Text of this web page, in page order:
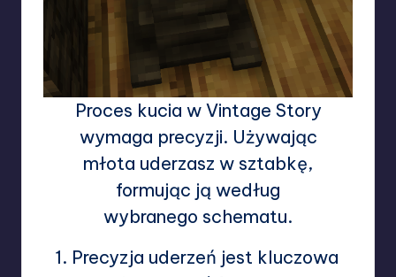
Proces kucia w Vintage Story
wymaga precyzji. Używając
młota uderzasz w sztabkę,
formując ją według
wybranego schematu.
Precyzja uderzeń jest kluczowa